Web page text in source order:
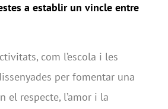
a establir un vincle entre
com l’escola i les
per fomentar una
el respecte, l’amor i la